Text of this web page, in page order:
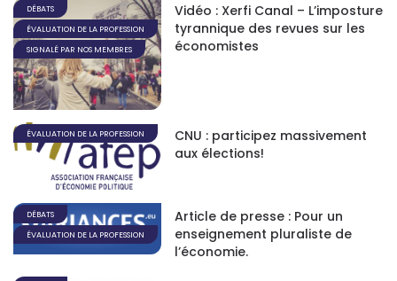
DÉBATS
ÉVALUATION DE LA PROFESSION
SIGNALÉ PAR NOS MEMBRES
Vidéo : Xerfi Canal – L’imposture
tyrannique des revues sur les
économistes
ÉVALUATION DE LA PROFESSION
CNU : participez massivement
aux élections!
DÉBATS
ÉVALUATION DE LA PROFESSION
Article de presse : Pour un
enseignement pluraliste de
l’économie.